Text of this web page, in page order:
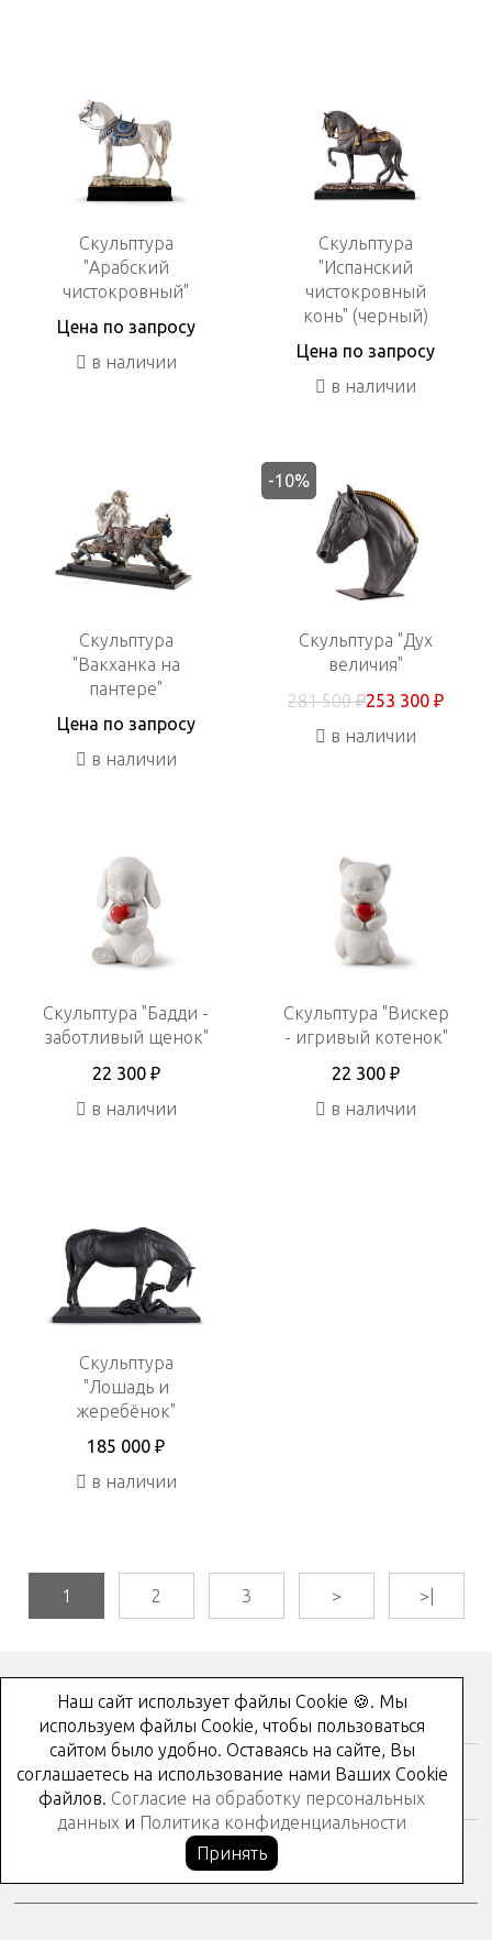
Скульптура
"Арабский
чистокровный"
Цена по запросу
в наличии
Скульптура
"Испанский
чистокровный
конь" (черный)
Цена по запросу
в наличии
Скульптура
"Вакханка на
пантере"
Цена по запросу
в наличии
-10%
Скульптура "Дух
величия"
281 500 ₽253 300 ₽
в наличии
Скульптура "Бадди -
заботливый щенок"
22 300 ₽
в наличии
Скульптура "Вискер
- игривый котенок"
22 300 ₽
в наличии
Скульптура
"Лошадь и
жеребёнок"
185 000 ₽
в наличии
1 2 3 > >|
Как купить?
Контакты
Наш сайт использует файлы Cookie 🍪. Мы
используем файлы Cookie, чтобы пользоваться
сайтом было удобно. Оставаясь на сайте, Вы
соглашаетесь на использование нами Ваших Cookie
файлов. Согласие на обработку персональных
данных и Политика конфиденциальности
Принять